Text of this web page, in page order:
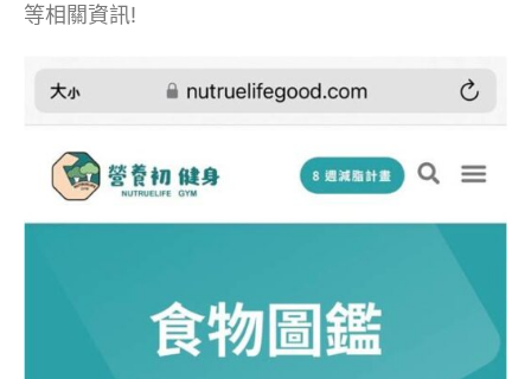
等相關資訊!